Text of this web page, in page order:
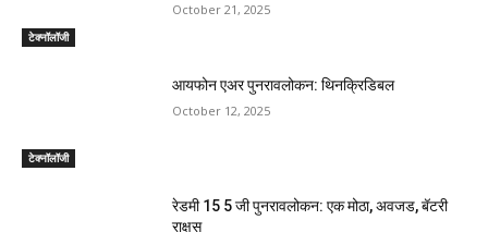
टेक्नॉलॉजी
October 21, 2025
टेक्नॉलॉजी
आयफोन एअर पुनरावलोकन: थिनक्रिडिबल
October 12, 2025
रेडमी 15 5 जी पुनरावलोकन: एक मोठा, अवजड, बॅटरी
राक्षस